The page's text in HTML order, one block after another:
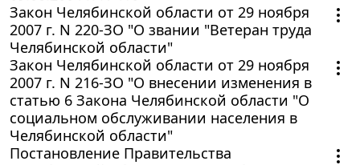
Закон Челябинской области от 29 ноября
2007 г. N 220-ЗО "О звании "Ветеран труда
Челябинской области"
Закон Челябинской области от 29 ноября
2007 г. N 216-ЗО "О внесении изменения в
статью 6 Закона Челябинской области "О
социальном обслуживании населения в
Челябинской области"
Постановление Правительства